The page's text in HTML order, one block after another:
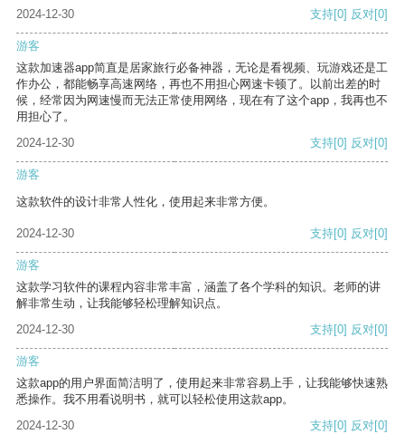
2024-12-30 支持[0] 反对[0]
游客
这款加速器app简直是居家旅行必备神器，无论是看视频、玩游戏还是工
作办公，都能畅享高速网络，再也不用担心网速卡顿了。以前出差的时
候，经常因为网速慢而无法正常使用网络，现在有了这个app，我再也不
用担心了。
2024-12-30
支持[0] 反对[0]
游客
这款软件的设计非常人性化，使用起来非常方便。
2024-12-30 支持[0] 反对[0]
游客
这款学习软件的课程内容非常丰富，涵盖了各个学科的知识。老师的讲
解非常生动，让我能够轻松理解知识点。
2024-12-30
支持[0] 反对[0]
游客
这款app的用户界面简洁明了，使用起来非常容易上手，让我能够快速熟
悉操作。我不用看说明书，就可以轻松使用这款app。
2024-12-30
支持[0] 反对[0]